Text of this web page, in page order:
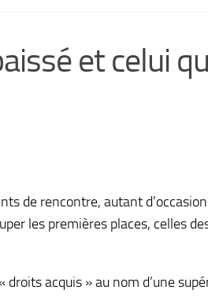
et celui
de rencontre, autant
les premières places, celles
acquis » au nom d’une